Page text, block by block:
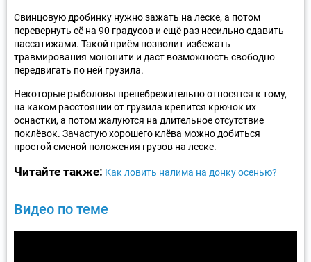
Свинцовую дробинку нужно зажать на леске, а потом
перевернуть её на 90 градусов и ещё раз несильно сдавить
пассатижами. Такой приём позволит избежать
травмирования мононити и даст возможность свободно
передвигать по ней грузила.
Некоторые рыболовы пренебрежительно относятся к тому,
на каком расстоянии от грузила крепится крючок их
оснастки, а потом жалуются на длительное отсутствие
поклёвок. Зачастую хорошего клёва можно добиться
простой сменой положения грузов на леске.
Читайте также: Как ловить налима на донку осенью?
Видео по теме